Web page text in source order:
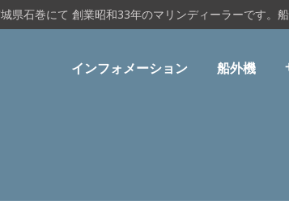
県石巻にて 創業昭和33年のマリンディーラーです。
インフォメーション 船外機